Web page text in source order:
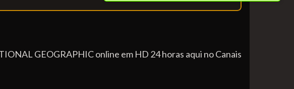
GEOGRAPHIC online em HD 24 horas aqui no Canais